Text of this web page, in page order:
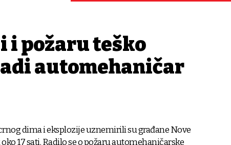
i požaru teško
automehaničar
dima i eksplozije uznemirili su građane Nove
17 sati. Radilo se o požaru automehaničarske